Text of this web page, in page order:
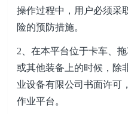
操作过程中，用户必须采
险的预防措施。
2、在本平台位于卡车、拖
或其他装备 上的时候，除
业设备有限公司书面许可
作业平台 。